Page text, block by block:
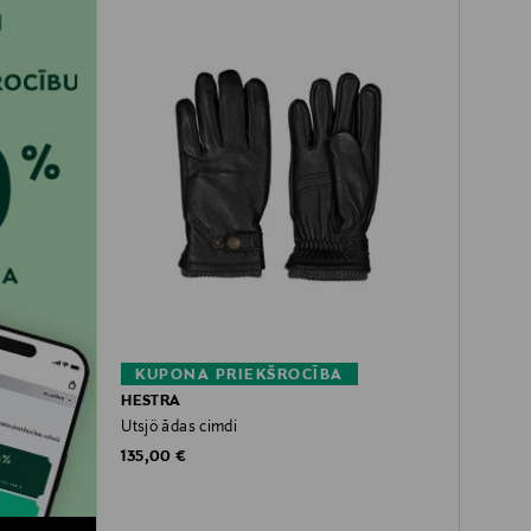
KUPONA PRIEKŠROCĪBA
HESTRA
Utsjö ādas cimdi
Original Price
135,00 €